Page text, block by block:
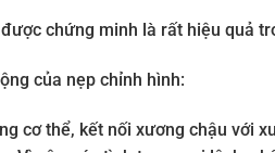
chứng minh là rất hiệu quả
của nẹp chỉnh hình:
cơ thể, kết nối xương chậu với